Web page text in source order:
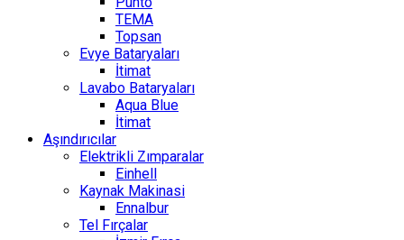
TEMA
Topsan
Evye Bataryaları
İtimat
Lavabo Bataryaları
Aqua Blue
İtimat
Aşındırıcılar
Elektrikli Zımparalar
Einhell
Kaynak Makinasi
Ennalbur
Tel Fırçalar